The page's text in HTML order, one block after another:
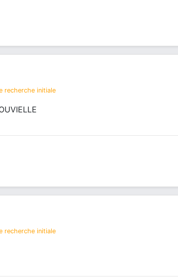
recherche initiale
recherche initiale